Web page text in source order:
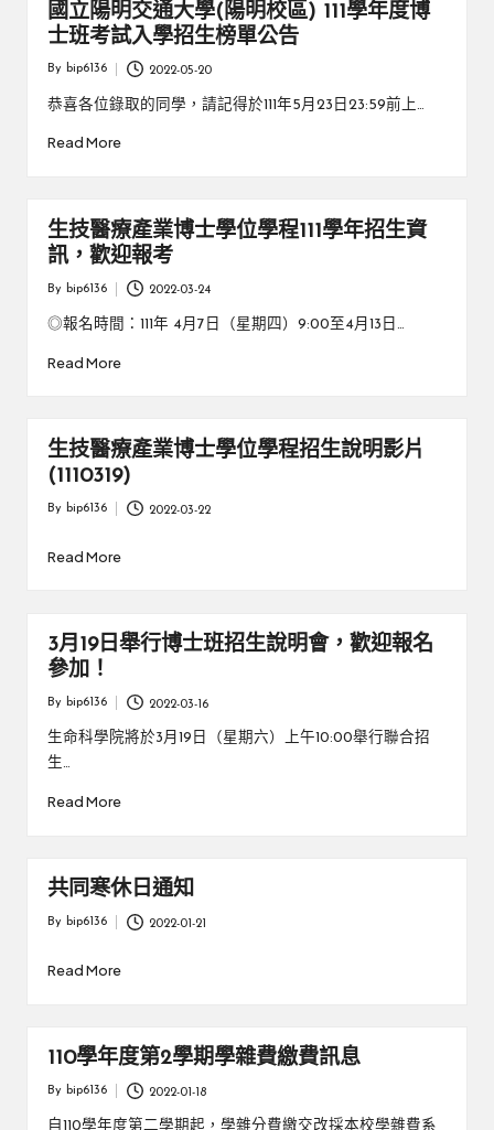
國立陽明交通大學(陽明校區) 111學年度博
士班考試入學招生榜單公告
Posted
By bip6136 2022-05-20
恭喜各位錄取的同學，請記得於111年5月23日23:59前上…
Read More
生技醫療產業博士學位學程111學年招生資
訊，歡迎報考
Posted
By bip6136 2022-03-24
◎報名時間：111年 4月7日（星期四）9:00至4月13日…
Read More
生技醫療產業博士學位學程招生說明影片
(1110319)
Posted
By bip6136 2022-03-22
Read More
3月19日舉行博士班招生說明會，歡迎報名
參加！
Posted
By bip6136 2022-03-16
生命科學院將於3月19日（星期六）上午10:00舉行聯合招
生…
Read More
共同寒休日通知
Posted
By bip6136 2022-01-21
Read More
110學年度第2學期學雜費繳費訊息
Posted
By bip6136 2022-01-18
自110學年度第二學期起，學雜分費繳交改採本校學雜費系